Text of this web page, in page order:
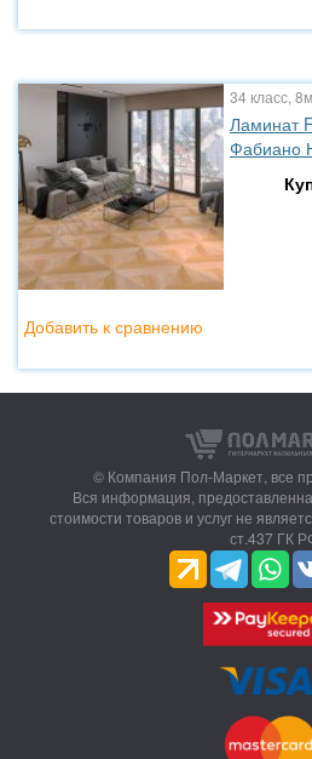
34 класс,
Ламинат
Фабиано
Добавить к сравнению
© Компания Пол-Маркет, все
Вся информация,
стоимости товаров и услуг не
ст.437 ГК